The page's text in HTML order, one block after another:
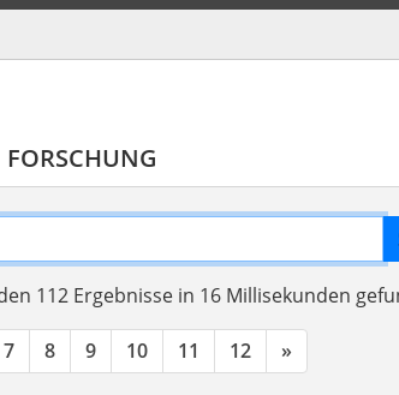
FORSCHUNG
112 Ergebnisse in 16 Millisekunden
7 8 9 10 11 12 »